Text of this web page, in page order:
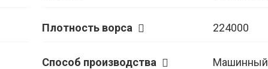
Плотность ворса 224000
Способ производства Машинный